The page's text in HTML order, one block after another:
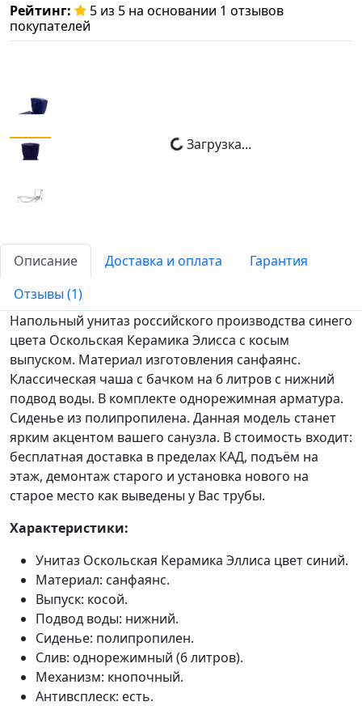
Рейтинг:
5 из 5 на основании 1 отзывов
покупателей
Загрузка...
Описание Доставка и оплата
Гарантия
Отзывы (1)
Напольный унитаз российского производства синего
цвета Оскольская Керамика Элисса с косым
выпуском. Материал изготовления санфаянс.
Классическая чаша с бачком на 6 литров с нижний
подвод воды. В комплекте однорежимная арматура.
Сиденье из полипропилена. Данная модель станет
ярким акцентом вашего санузла. В стоимость входит:
бесплатная доставка в пределах КАД, подъём на
этаж, демонтаж старого и установка нового на
старое место как выведены у Вас трубы.
Характеристики:
Унитаз Оскольская Керамика Эллиса цвет синий.
Материал: санфаянс.
Выпуск: косой.
Подвод воды: нижний.
Сиденье: полипропилен.
Слив: однорежимный (6 литров).
Механизм: кнопочный.
Антивсплеск: есть.